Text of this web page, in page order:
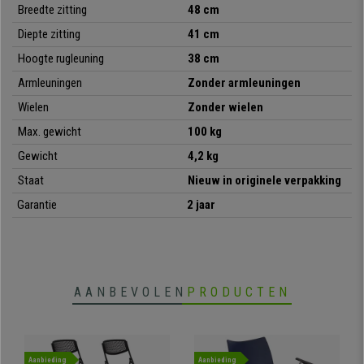
Set van 5 stuks
•Model met opklapbaar schrijftafeltje
• Ideaal voor vergaderzalen, academies, evenementen, etc.
Stapelbaar model, neemt nauwelijks ruimte in beslag
• Zitting en rugleuning met zeer dikke vulling
Bijzonder sterk: stalen frame met 4 poten in de kleur zwart
• Ergonomisch, zeer comfortabel
Breedte zitting
48 cm
Diepte zitting
41 cm
Hoogte rugleuning
38 cm
Armleuningen
Zonder armleuningen
Wielen
Zonder wielen
Max. gewicht
100 kg
Gewicht
4,2 kg
Staat
Nieuw in originele verpakking
Garantie
2 jaar
AANBEVOLEN PRODUCTEN
Aanbieding Aanbieding